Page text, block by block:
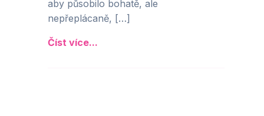
aby působilo bohatě, ale
nepřeplácaně, […]
Číst více...